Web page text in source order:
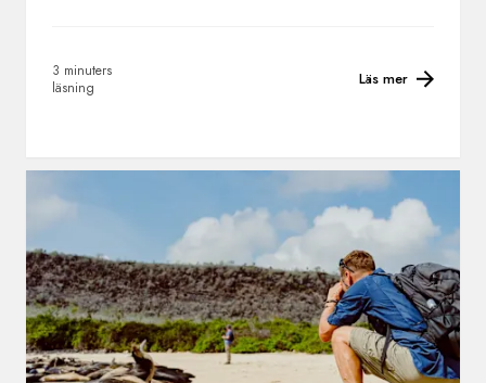
3 minuters
läsning
Läs mer